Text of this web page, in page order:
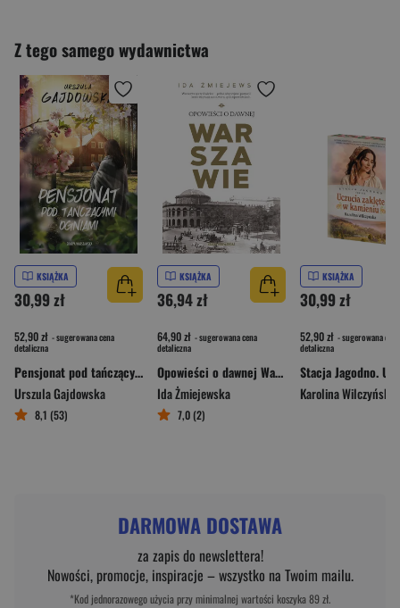
Z tego samego wydawnictwa
KSIĄŻKA
30,99 zł
52,90 zł - sugerowana cena
detaliczna
Pensjonat pod tańczącymi ogniami
Urszula Gajdowska
8,1 (53)
KSIĄŻKA
36,94 zł
64,90 zł - sugerowana cena
detaliczna
Opowieści o dawnej Warszawie
Ida Żmiejewska
7,0 (2)
KSIĄŻKA
30,99 zł
52,90 zł - sugerowana cena
detaliczna
Karolina Wilczyńska
DARMOWA DOSTAWA
za zapis do newslettera!
Nowości, promocje, inspiracje – wszystko na Twoim mailu.
*Kod jednorazowego użycia przy minimalnej wartości koszyka 89 zł.